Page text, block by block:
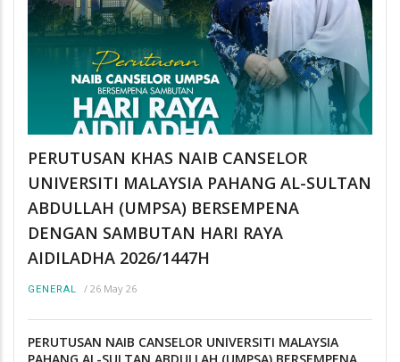
PERUTUSAN KHAS NAIB CANSELOR
UNIVERSITI MALAYSIA PAHANG AL-SULTAN
ABDULLAH (UMPSA) BERSEMPENA
DENGAN SAMBUTAN HARI RAYA
AIDILADHA 2026/1447H
GENERAL / 26 May 26
PERUTUSAN NAIB CANSELOR UNIVERSITI MALAYSIA